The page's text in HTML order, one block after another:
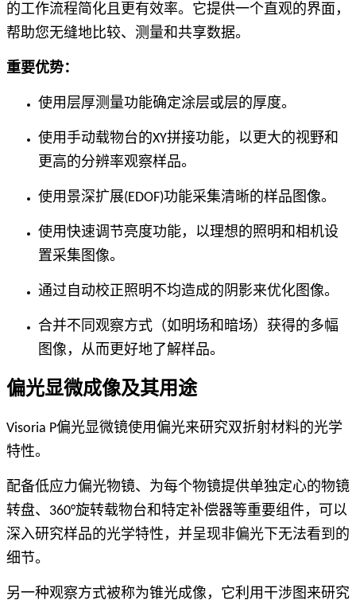
的工作流程简化且更有效率。它提供一个直观的界面，
帮助您无缝地比较、测量和共享数据。
重要优势：
使用层厚测量功能确定涂层或层的厚度。
使用手动载物台的XY拼接功能，以更大的视野和
更高的分辨率观察样品。
使用景深扩展(EDOF)功能采集清晰的样品图像。
使用快速调节亮度功能，以理想的照明和相机设
置采集图像。
通过自动校正照明不均造成的阴影来优化图像。
合并不同观察方式（如明场和暗场）获得的多幅
图像，从而更好地了解样品。
偏光显微成像及其用途
Visoria P偏光显微镜使用偏光来研究双折射材料的光学
特性。
配备低应力偏光物镜、为每个物镜提供单独定心的物镜
转盘、360°旋转载物台和特定补偿器等重要组件，可以
深入研究样品的光学特性，并呈现非偏光下无法看到的
细节。
另一种观察方式被称为锥光成像，它利用干涉图来研究